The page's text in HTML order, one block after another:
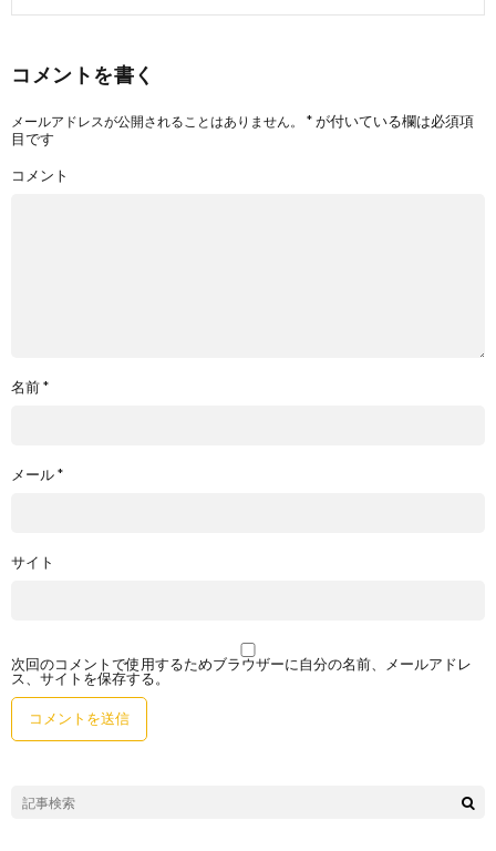
コメントを書く
メールアドレスが公開されることはありません。 *が付いている欄は必須項
目です
コメント
名前*
メール*
サイト
次回のコメントで使用するためブラウザーに自分の名前、メールアドレ
ス、サイトを保存する。